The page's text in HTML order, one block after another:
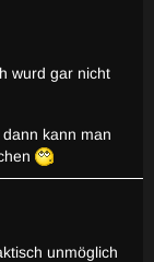
wurd gar nicht
kann man
unmöglich